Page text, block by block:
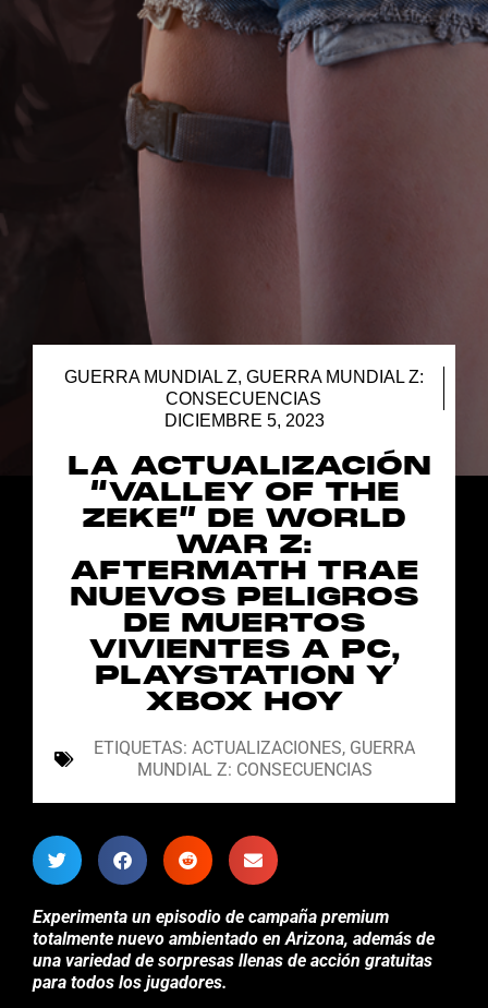
GUERRA MUNDIAL Z, GUERRA MUNDIAL Z:
CONSECUENCIAS
DICIEMBRE 5, 2023
LA ACTUALIZACIÓN
“VALLEY OF THE
ZEKE” DE WORLD
WAR Z:
AFTERMATH TRAE
NUEVOS PELIGROS
DE MUERTOS
VIVIENTES A PC,
PLAYSTATION Y
XBOX HOY
ETIQUETAS: ACTUALIZACIONES, GUERRA
MUNDIAL Z: CONSECUENCIAS
Experimenta un episodio de campaña premium
totalmente nuevo ambientado en Arizona, además de
una variedad de sorpresas llenas de acción gratuitas
para todos los jugadores.